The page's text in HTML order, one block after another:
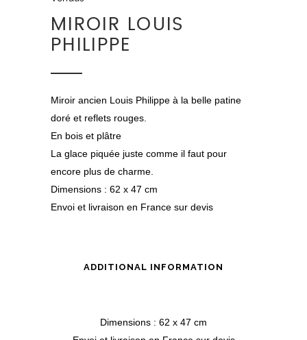
MIROIR LOUIS
PHILIPPE
Miroir ancien Louis Philippe à la belle patine
doré et reflets rouges.
En bois et plâtre
La glace piquée juste comme il faut pour
encore plus de charme.
Dimensions : 62 x 47 cm
Envoi et livraison en France sur devis
ADDITIONAL INFORMATION
Dimensions : 62 x 47 cm